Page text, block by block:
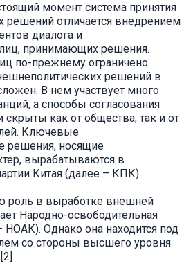
момент система принятия
решений отличается внедрением
диалога и
принимающих решения.
по-прежнему ограничено.
решений в
В нем участвует много
а способы согласования
как от общества, так и от
Ключевые
решения, носящие
вырабатываются в
Китая (далее – КПК).
роль в выработке внешней
Народно-освободительная
НОАК). Однако она находится под
со стороны высшего уровня